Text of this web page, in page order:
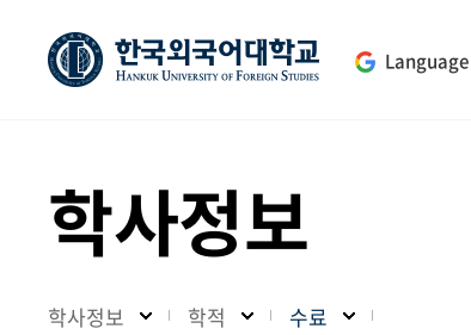
Language
학사정보
학사정보 학적 수료